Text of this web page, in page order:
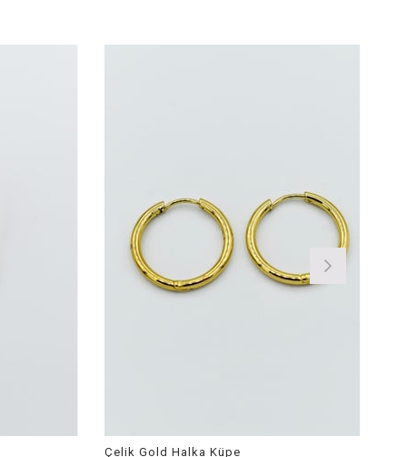
Çelik Gold Halka Küpe